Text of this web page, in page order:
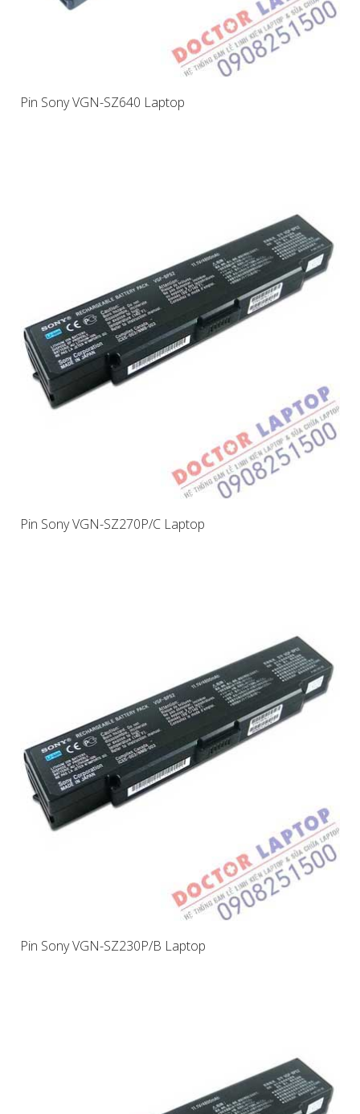
Pin Sony VGN-SZ640 Laptop
Pin Sony VGN-SZ270P/C Laptop
Pin Sony VGN-SZ230P/B Laptop